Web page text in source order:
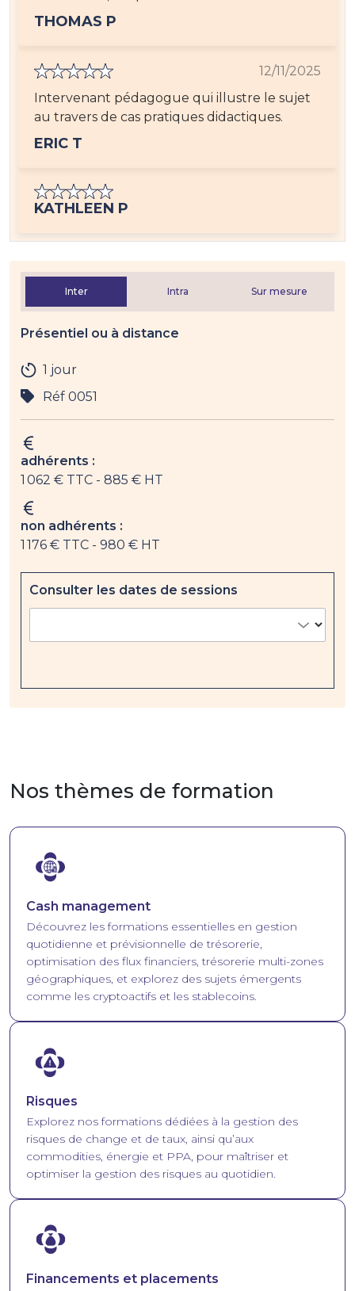
THOMAS P
12/11/2025
Intervenant pédagogue qui illustre le sujet
au travers de cas pratiques didactiques.
ERIC T
KATHLEEN P
Inter Intra Sur mesure
Présentiel ou à distance
1 jour
Réf 0051
adhérents :
1 062 € TTC - 885 € HT
non adhérents :
1 176 € TTC - 980 € HT
Consulter les dates de sessions
Nos thèmes de formation
Image
Cash management
Découvrez les formations essentielles en gestion
quotidienne et prévisionnelle de trésorerie,
optimisation des flux financiers, trésorerie multi-zones
géographiques, et explorez des sujets émergents
comme les cryptoactifs et les stablecoins.
Image
Risques
Explorez nos formations dédiées à la gestion des
risques de change et de taux, ainsi qu’aux
commodities, énergie et PPA, pour maîtriser et
optimiser la gestion des risques au quotidien.
Image
Financements et placements